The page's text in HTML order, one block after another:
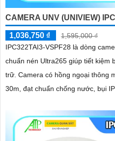
CAMERA UNV (UNIVIEW)
1,036,750 ₫
1,595,000 ₫
IPC322TAI3-VSPF28 là dòng
chuẩn nén Ultra265 giúp tiết kiệm
trữ. Camera có hồng ngoại thông minh (Smart IR) với tầm xa
30m, đạt chuẩn chống nước, bụi
dễ dàng và tiết kiệm chi phí